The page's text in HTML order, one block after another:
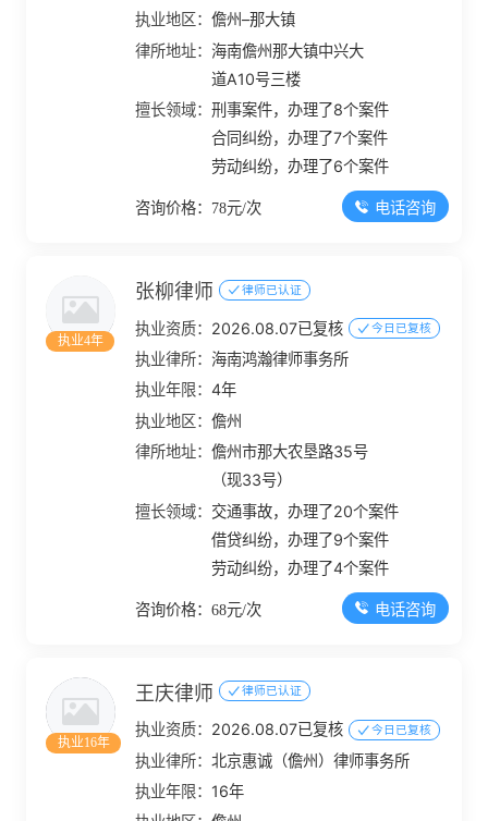
执业地区：儋州–那大镇
律所地址： 海南儋州那大镇中兴大
道A10号三楼
擅长领域：刑事案件，办理了8个案件
合同纠纷，办理了7个案件
劳动纠纷，办理了6个案件
咨询价格：78元/次 电话咨询
执业4年
张柳律师 律师已认证
执业资质： 2026.08.07已复核 今日已复核
执业律所： 海南鸿瀚律师事务所
执业年限：4年
执业地区：儋州
律所地址：儋州市那大农垦路35号
（现33号）
擅长领域： 交通事故，办理了20个案件
借贷纠纷，办理了9个案件
劳动纠纷，办理了4个案件
咨询价格：68元/次 电话咨询
执业16年
王庆律师 律师已认证
执业资质： 2026.08.07已复核 今日已复核
执业律所：北京惠诚（儋州）律师事务所
执业年限： 16年